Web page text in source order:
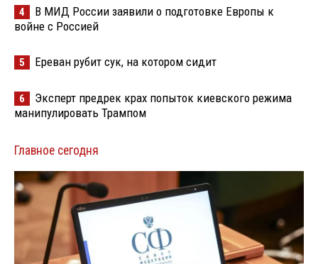
4
В МИД России заявили о подготовке Европы к
войне с Россией
5 Ереван рубит сук, на котором сидит
6
Эксперт предрек крах попыток киевского режима
манипулировать Трампом
Главное сегодня